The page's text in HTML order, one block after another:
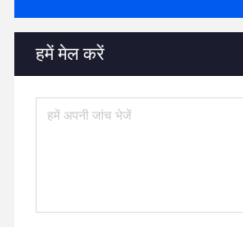
हमें मेल करें